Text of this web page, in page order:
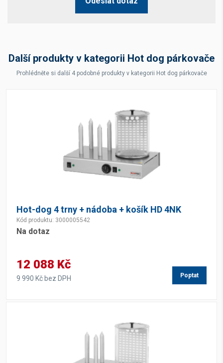
Další produkty v kategorii Hot dog párkovače
Prohlédněte si další 4 podobné produkty v kategorii Hot dog párkovače
Hot-dog 4 trny + nádoba + košík HD 4NK
Kód produktu: 3000005542
Na dotaz
12 088 Kč
9 990 Kč bez DPH Poptat